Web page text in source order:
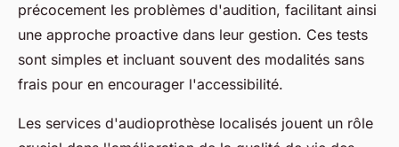
précocement les problèmes d'audition, facilitant ainsi
une approche proactive dans leur gestion. Ces tests
sont simples et incluant souvent des modalités sans
frais pour en encourager l'accessibilité.
Les services d'audioprothèse localisés jouent un rôle